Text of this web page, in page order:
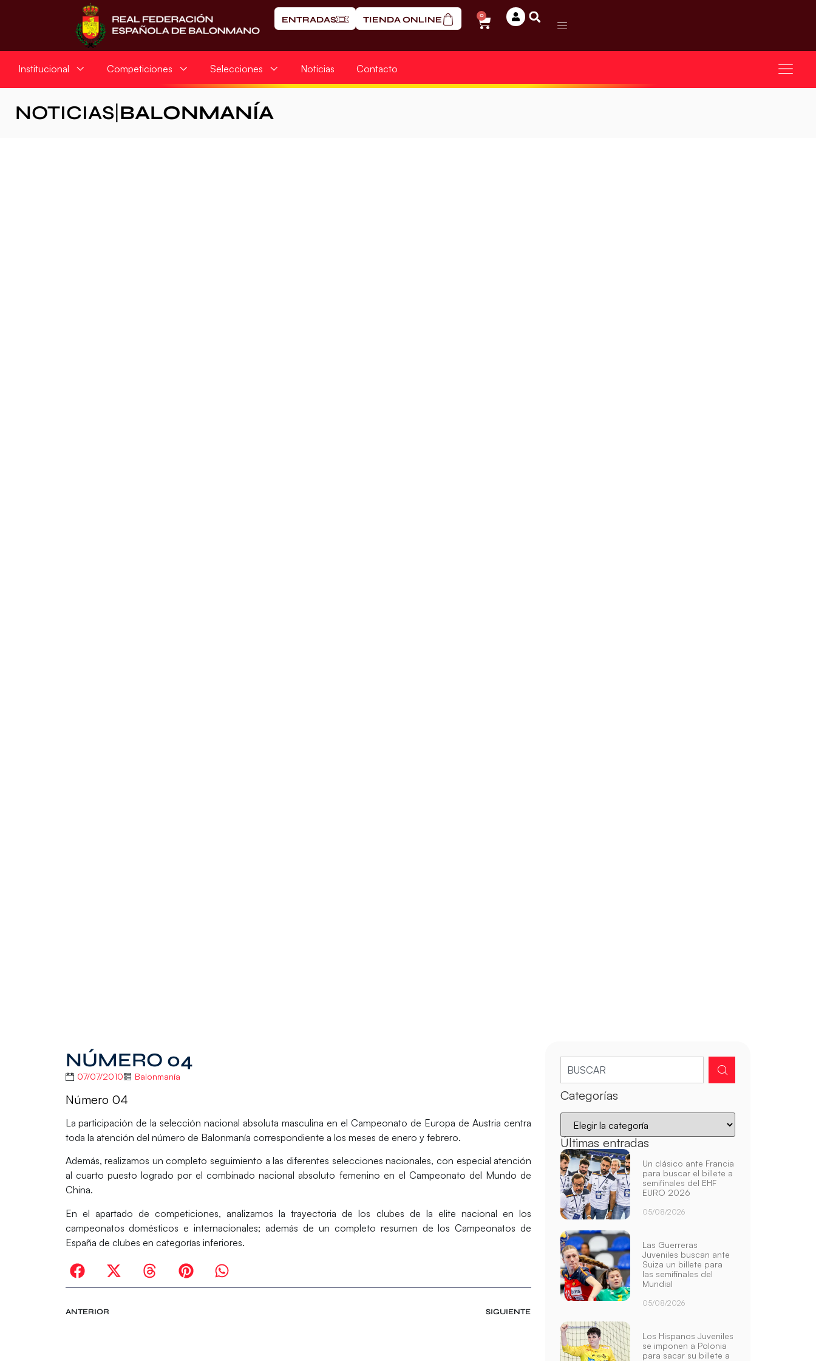
ENTRADAS TIENDA ONLINE 0
Institucional Competiciones Selecciones Noticias Contacto
NOTICIAS BALONMANÍA
NÚMERO 04
07/07/2010 Balonmanía
Número 04
La participación de la selección nacional absoluta masculina en el Campeonato de Europa de Austria centra
toda la atención del número de Balonmanía correspondiente a los meses de enero y febrero.
Además, realizamos un completo seguimiento a las diferentes selecciones nacionales, con especial atención
al cuarto puesto logrado por el combinado nacional absoluto femenino en el Campeonato del Mundo de
China.
En el apartado de competiciones, analizamos la trayectoria de los clubes de la elite nacional en los
campeonatos domésticos e internacionales; además de un completo resumen de los Campeonatos de
España de clubes en categorías inferiores.
ANTERIOR SIGUIENTE
Categorías
Últimas entradas
Un clásico ante Francia
para buscar el billete a
semifinales del EHF
EURO 2026
05/08/2026
Las Guerreras
Juveniles buscan ante
Suiza un billete para
las semifinales del
Mundial
05/08/2026
Los Hispanos Juveniles
se imponen a Polonia
para sacar su billete a